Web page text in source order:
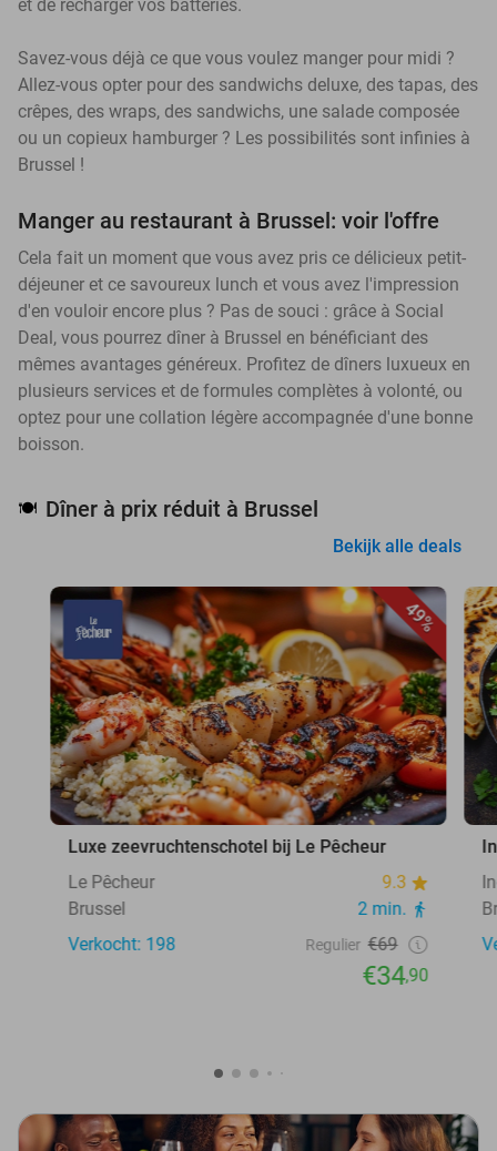
et de recharger vos batteries.
Savez-vous déjà ce que vous voulez manger pour midi ?
Allez-vous opter pour des sandwichs deluxe, des tapas, des
crêpes, des wraps, des sandwichs, une salade composée
ou un copieux hamburger ? Les possibilités sont infinies à
Brussel !
Manger au restaurant à Brussel: voir l'offre
Cela fait un moment que vous avez pris ce délicieux petit-
déjeuner et ce savoureux lunch et vous avez l'impression
d'en vouloir encore plus ? Pas de souci : grâce à Social
Deal, vous pourrez dîner à Brussel en bénéficiant des
mêmes avantages généreux. Profitez de dîners luxueux en
plusieurs services et de formules complètes à volonté, ou
optez pour une collation légère accompagnée d'une bonne
boisson.
🍽️ Dîner à prix réduit à Brussel
Bekijk alle deals
49%
Luxe zeevruchtenschotel bij Le Pêcheur
Le Pêcheur
9.3
Brussel
2 min.
Verkocht: 198
Regulier €69
€34,90